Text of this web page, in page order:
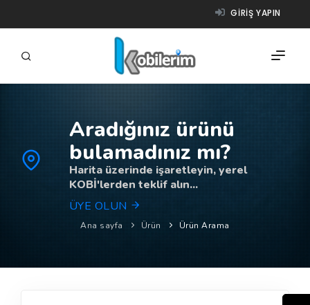
GIRIŞ YAPIN
FIRMALAR
ÜRÜNLER
NASIL ÇALIŞIR?
YARDIM
Aradığınız ürünü
bulamadınız mı?
Harita üzerinde işaretleyin, yerel
KOBİ'lerden teklif alın...
ÜYE OLUN
Ana sayfa Ürün Ürün Arama